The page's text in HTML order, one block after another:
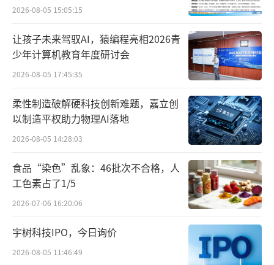
凭借丰富的口味选择、严苛的原料筛选标
准、自有工厂的严格品质把控以及年轻化的包
选，更以便携、美味、健康的特质适配旅游场
景，成为传递中国特色休闲食品魅力的重要载
体。
2026-08-05 15:05:15
让孩子未来驾驭AI，猿编程亮相2026青
少年计算机教育年度研讨会
2026-08-05 17:45:35
柔性制造破解硬科技创新难题，嘉立创
以制造平权助力物理AI落地
2026-08-05 14:28:03
食品“染色”乱象：46批次不合格，人
工色素占了1/5
2026-07-06 16:20:06
宇树科技IPO，今日询价
2026-08-05 11:46:49